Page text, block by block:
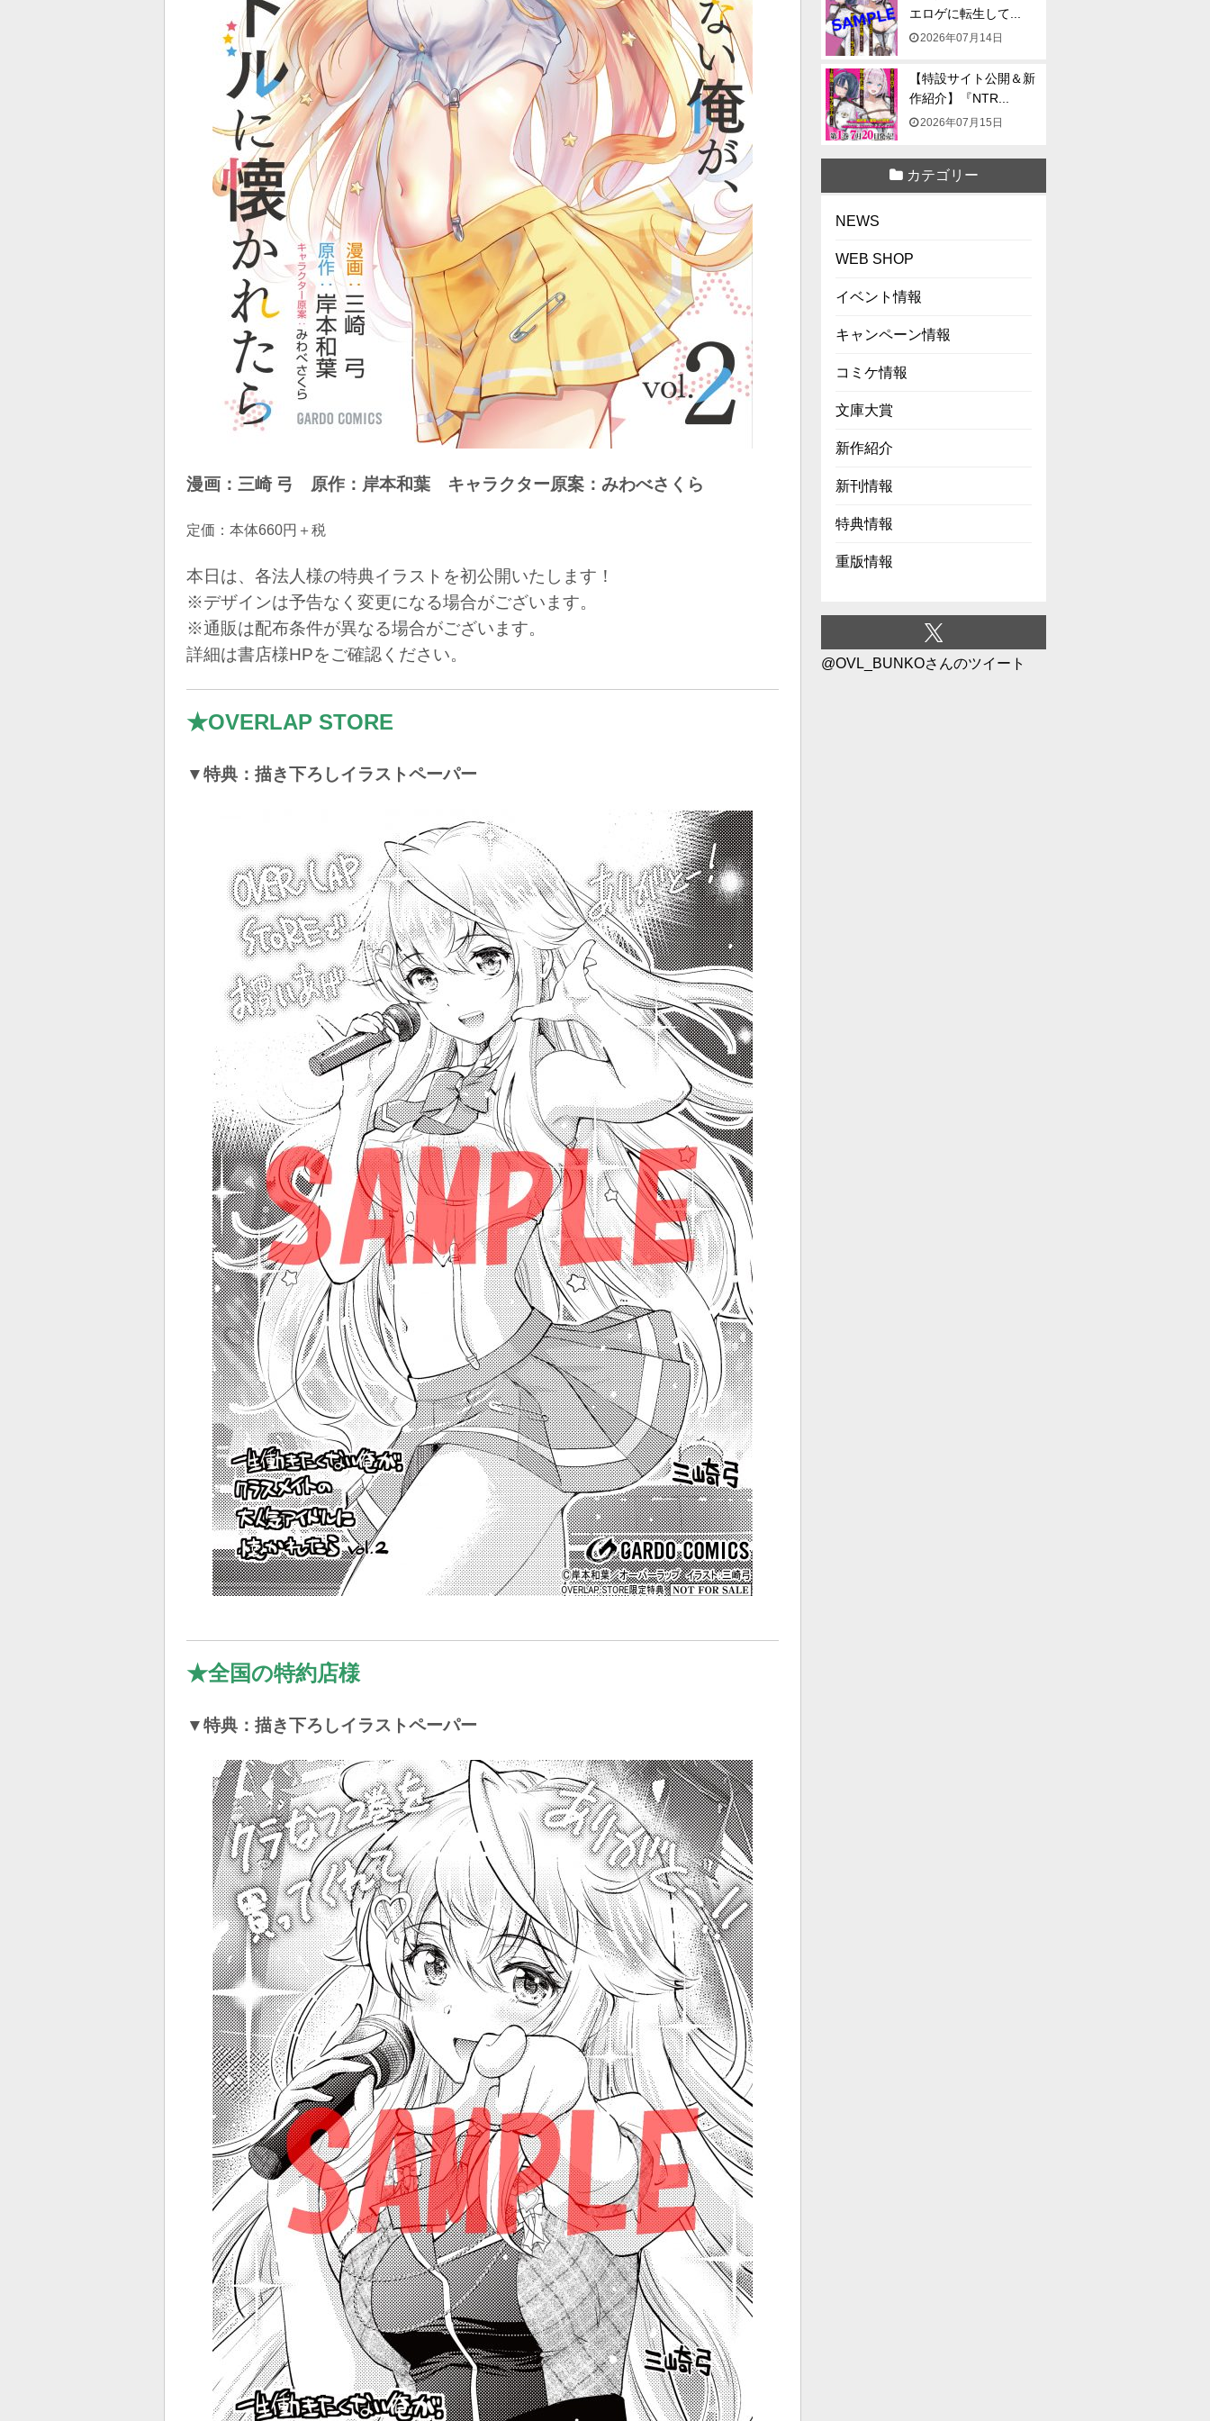
漫画：三崎 弓 原作：岸本和葉 キャラクター原案：みわべさくら
定価：本体660円＋税
本日は、各法人様の特典イラストを初公開いたします！
※デザインは予告なく変更になる場合がございます。
※通販は配布条件が異なる場合がございます。
詳細は書店様HPをご確認ください。
★OVERLAP STORE
▼特典：描き下ろしイラストペーパー
★全国の特約店様
▼特典：描き下ろしイラストペーパー
エロゲに転生して...
2026年07月14日
【特設サイト公開＆新
作紹介】『NTR...
2026年07月15日
カテゴリー
NEWS
WEB SHOP
イベント情報
キャンペーン情報
コミケ情報
文庫大賞
新作紹介
新刊情報
特典情報
重版情報
@OVL_BUNKOさんのツイート